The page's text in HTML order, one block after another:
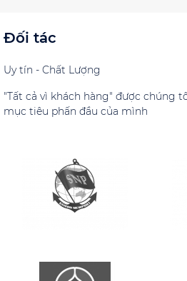
Đối tác
Uy tín - Chất Lượng
"Tất cả vì khách hàng" được chúng
mục tiêu phấn đầu của mình